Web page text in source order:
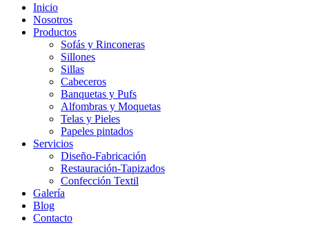
Inicio
Nosotros
Productos
Sofás y Rinconeras
Sillones
Sillas
Cabeceros
Banquetas y Pufs
Alfombras y Moquetas
Telas y Pieles
Papeles pintados
Servicios
Diseño-Fabricación
Restauración-Tapizados
Confección Textil
Galería
Blog
Contacto